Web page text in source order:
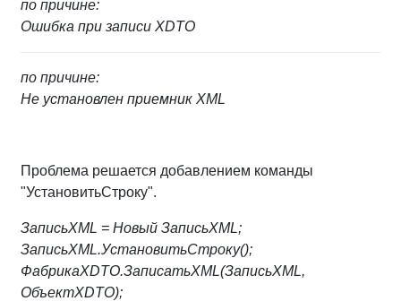
по причине:
Ошибка при записи XDTO
по причине:
Не установлен приемник XML
Проблема решается добавлением команды
"УстановитьСтроку".
ЗаписьXML = Новый ЗаписьXML;
ЗаписьXML.УстановитьСтроку();
ФабрикаXDTO.ЗаписатьXML(ЗаписьXML,
ОбъектXDTO);